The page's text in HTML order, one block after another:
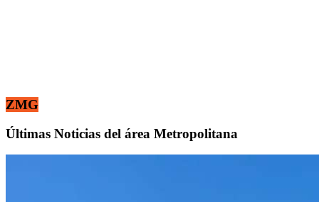
ZMG
Últimas Noticias del área Metropolitana